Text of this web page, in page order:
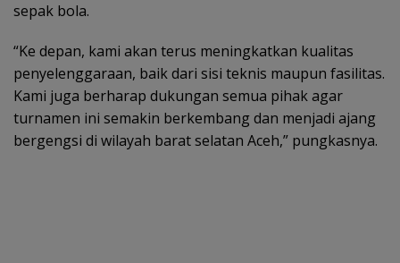
sepak bola.
“Ke depan, kami akan terus meningkatkan kualitas
penyelenggaraan, baik dari sisi teknis maupun fasilitas.
Kami juga berharap dukungan semua pihak agar
turnamen ini semakin berkembang dan menjadi ajang
bergengsi di wilayah barat selatan Aceh,” pungkasnya.